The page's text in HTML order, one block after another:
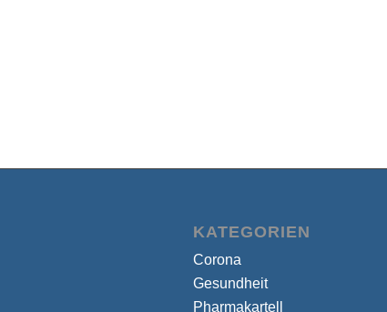
KATEGORIEN
Corona
Gesundheit
Pharmakartell